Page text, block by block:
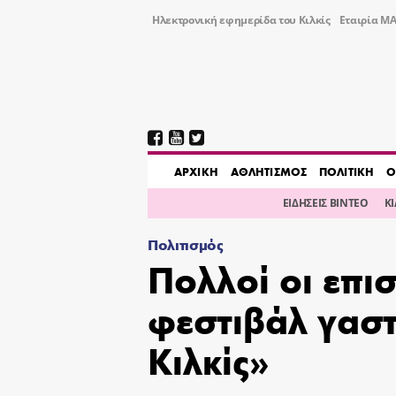
Ηλεκτρονική εφημερίδα του Κιλκίς Εταιρία
AΡΧΙΚΗ ΑΘΛΗΤΙΣΜΟΣ ΠΟΛΙΤΙΚΗ
ΕΙΔΗΣΕΙΣ ΒΙΝΤΕΟ
Πολιτισμός
Πολλοί οι
φεστιβάλ
Κιλκίς»